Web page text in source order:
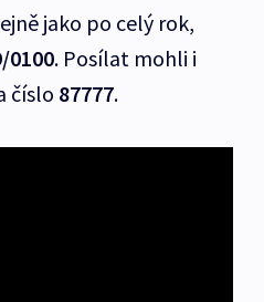
jako po celý rok,
0100. Posílat mohli i
číslo 87777.